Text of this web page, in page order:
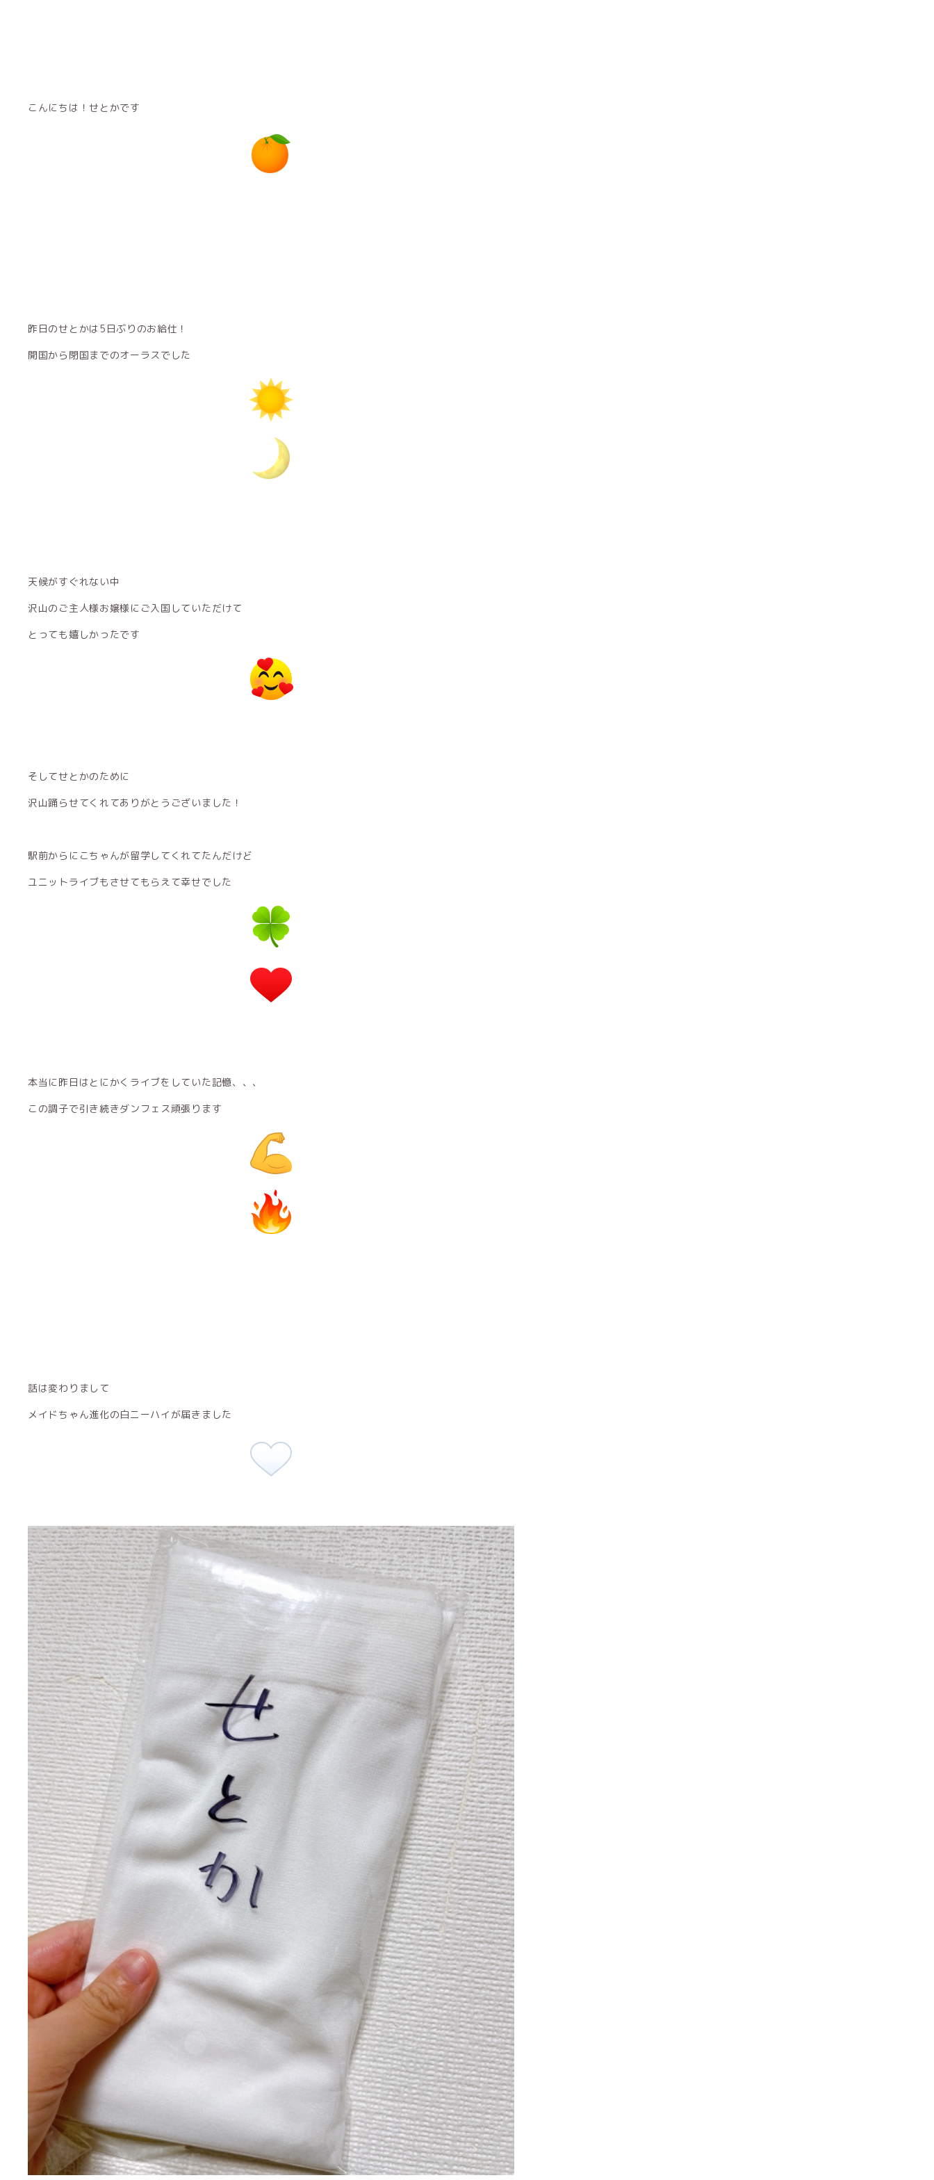
こんにちは！せとかです
昨日のせとかは5日ぶりのお給仕！
開国から閉国までのオーラスでした
天候がすぐれない中
沢山のご主人様お嬢様にご入国していただけて
とっても嬉しかったです
そしてせとかのために
沢山踊らせてくれてありがとうございました！
駅前からにこちゃんが留学してくれてたんだけど
ユニットライブもさせてもらえて幸せでした
本当に昨日はとにかくライブをしていた記憶、、、
この調子で引き続きダンフェス頑張ります
話は変わりまして
メイドちゃん進化の白ニーハイが届きました